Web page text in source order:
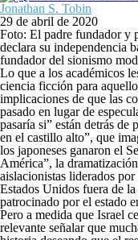
Jonathan S. Tobin
29 de abril de 2020
Foto: El padre fundador y
declara su independencia
fundador del sionismo
Lo que a los académicos
ciencia ficción para
implicaciones de que las
pasado en lugar de
pasaría si” están detrás
en el castillo alto”, que
los japoneses ganaron el
América”, la
aislacionistas liderados
Estados Unidos fuera de
patrocinado por el estado
Pero a medida que Israel
relevante señalar que